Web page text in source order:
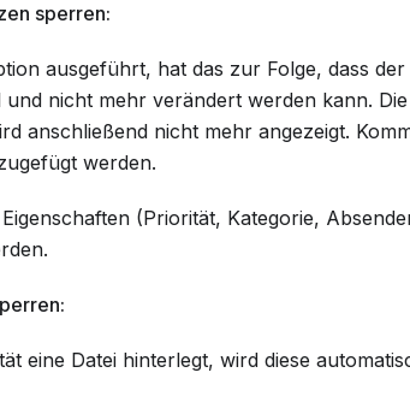
sperren:
ausgeführt, hat das zur Folge, dass
nicht mehr verändert werden kann.
anschließend nicht mehr angezeigt.
werden.
(Priorität, Kategorie,
eine Datei hinterlegt, wird diese